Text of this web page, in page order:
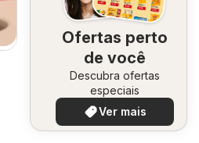
Ofertas perto
de você
Descubra ofertas
especiais
Ver mais